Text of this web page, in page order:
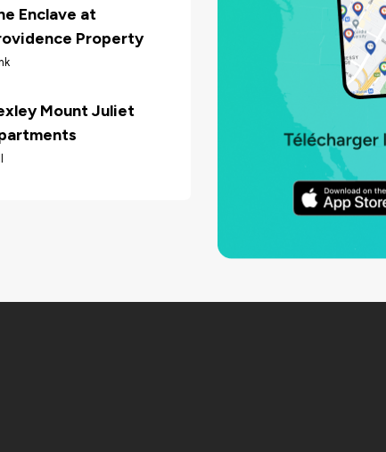
Enclave at
Property
Mount Juliet